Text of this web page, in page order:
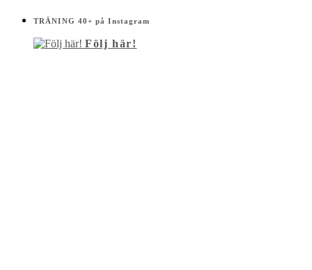
TRÄNING 40+ på Instagram
Följ här!